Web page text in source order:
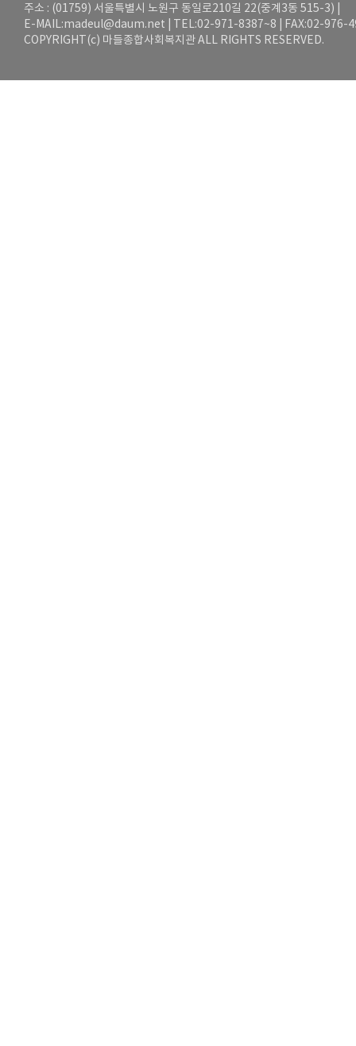
주소 : (01759) 서울특별시 노원구 동일로210길 22(중계3동 515-3) |
E-MAIL:madeul@daum.net | TEL:02-971-8387~8 | FAX:02-976-
COPYRIGHT(c) 마들종합사회복지관 ALL RIGHTS RESERVED.